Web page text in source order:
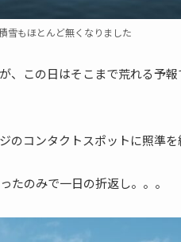
雪もほとんど無くなりました
、この日はそこまで荒れる予
のコンタクトスポットに照準
たのみで一日の折返し。。。